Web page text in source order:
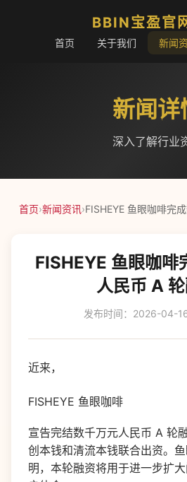
BBIN宝盈官
首页 关于我们 新闻
新闻详
深入了解行业
首页›新闻资讯›FISHEYE 鱼眼咖啡完
FISHEYE 鱼眼咖啡
人民币 A
发布时间：2026-04-
近来，
FISHEYE 鱼眼咖啡
宣告完结数千万元人民币 A 轮
创本钱和清流本钱联合出资。
明，本轮融资将用于进一步扩